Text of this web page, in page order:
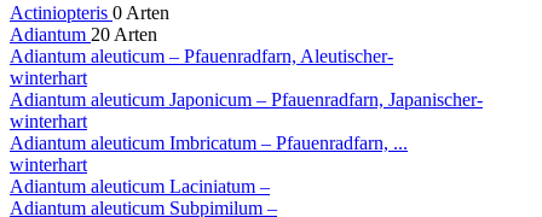
Actiniopteris 0 Arten
Adiantum 20 Arten
Adiantum aleuticum – Pfauenradfarn, Aleutischer-
winterhart
Adiantum aleuticum Japonicum – Pfauenradfarn, Japanischer-
winterhart
Adiantum aleuticum Imbricatum – Pfauenradfarn, ...
winterhart
Adiantum aleuticum Laciniatum –
Adiantum aleuticum Subpimilum –